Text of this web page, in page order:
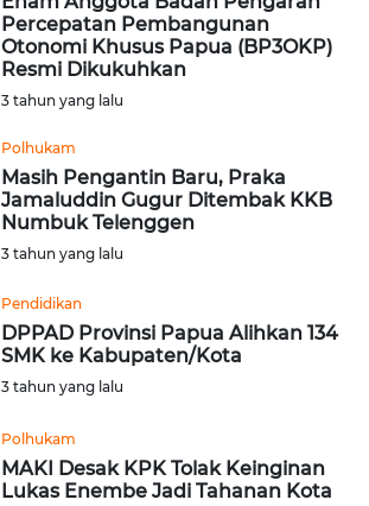
Percepatan Pembangunan
Otonomi Khusus Papua (BP3OKP)
Resmi Dikukuhkan
3 tahun yang lalu
Polhukam
Masih Pengantin Baru, Praka
Jamaluddin Gugur Ditembak KKB
Numbuk Telenggen
3 tahun yang lalu
Pendidikan
DPPAD Provinsi Papua Alihkan 134
SMK ke Kabupaten/Kota
3 tahun yang lalu
Polhukam
MAKI Desak KPK Tolak Keinginan
Lukas Enembe Jadi Tahanan Kota